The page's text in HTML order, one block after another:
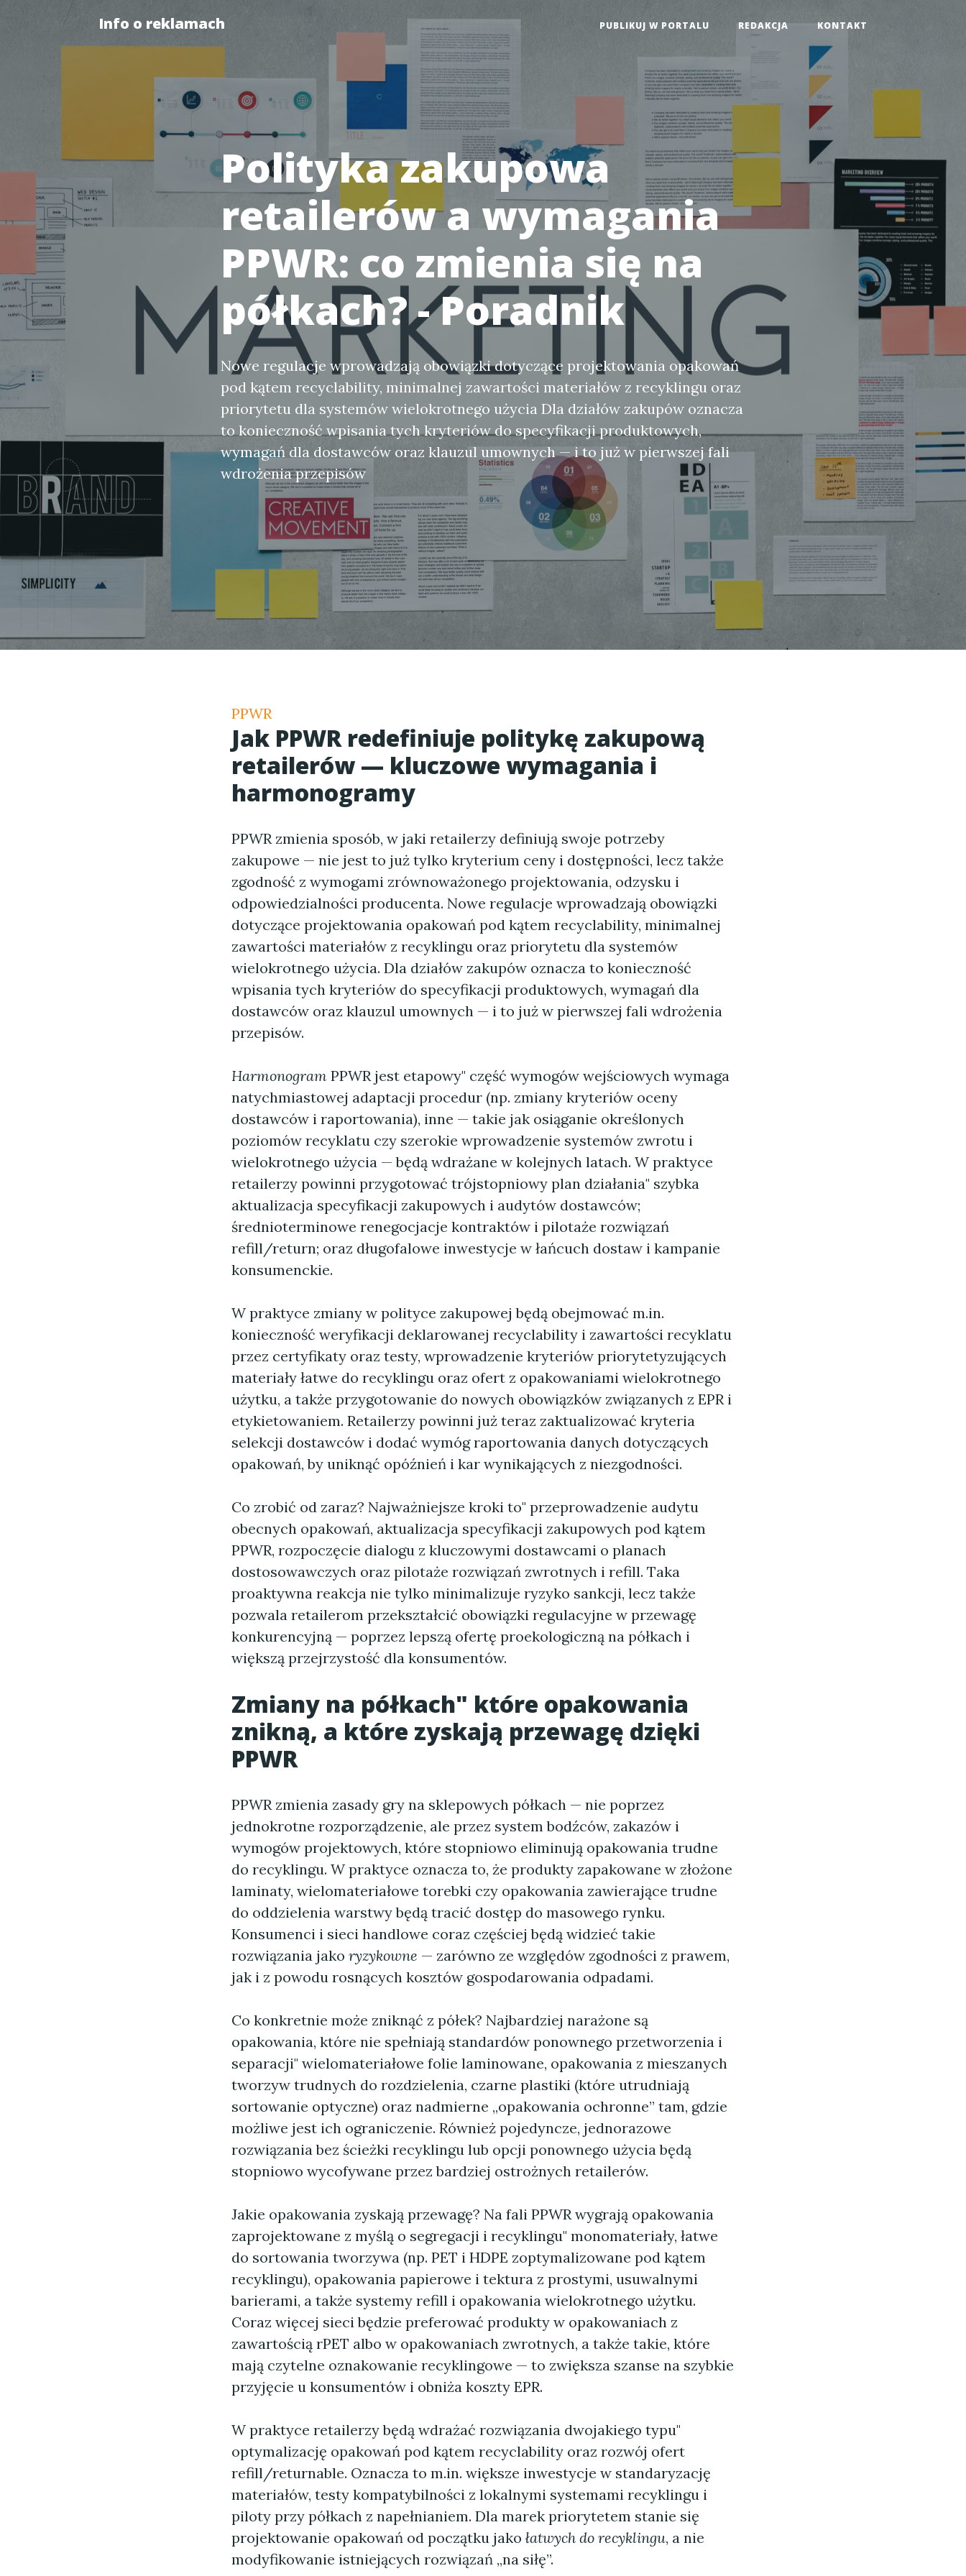
Info o reklamach PUBLIKUJ W PORTALU REDAKCJA KONTAKT
Polityka zakupowa
retailerów a wymagania
PPWR: co zmienia się na
półkach? - Poradnik
Nowe regulacje wprowadzają obowiązki dotyczące projektowania opakowań
pod kątem recyclability, minimalnej zawartości materiałów z recyklingu oraz
priorytetu dla systemów wielokrotnego użycia Dla działów zakupów oznacza
to konieczność wpisania tych kryteriów do specyfikacji produktowych,
wymagań dla dostawców oraz klauzul umownych — i to już w pierwszej fali
wdrożenia przepisów
PPWR
Jak PPWR redefiniuje politykę zakupową
retailerów — kluczowe wymagania i
harmonogramy
PPWR zmienia sposób, w jaki retailerzy definiują swoje potrzeby
zakupowe — nie jest to już tylko kryterium ceny i dostępności, lecz także
zgodność z wymogami zrównoważonego projektowania, odzysku i
odpowiedzialności producenta. Nowe regulacje wprowadzają obowiązki
dotyczące projektowania opakowań pod kątem recyclability, minimalnej
zawartości materiałów z recyklingu oraz priorytetu dla systemów
wielokrotnego użycia. Dla działów zakupów oznacza to konieczność
wpisania tych kryteriów do specyfikacji produktowych, wymagań dla
dostawców oraz klauzul umownych — i to już w pierwszej fali wdrożenia
przepisów.
Harmonogram PPWR jest etapowy" część wymogów wejściowych wymaga
natychmiastowej adaptacji procedur (np. zmiany kryteriów oceny
dostawców i raportowania), inne — takie jak osiąganie określonych
poziomów recyklatu czy szerokie wprowadzenie systemów zwrotu i
wielokrotnego użycia — będą wdrażane w kolejnych latach. W praktyce
retailerzy powinni przygotować trójstopniowy plan działania" szybka
aktualizacja specyfikacji zakupowych i audytów dostawców;
średnioterminowe renegocjacje kontraktów i pilotaże rozwiązań
refill/return; oraz długofalowe inwestycje w łańcuch dostaw i kampanie
konsumenckie.
W praktyce zmiany w polityce zakupowej będą obejmować m.in.
konieczność weryfikacji deklarowanej recyclability i zawartości recyklatu
przez certyfikaty oraz testy, wprowadzenie kryteriów priorytetyzujących
materiały łatwe do recyklingu oraz ofert z opakowaniami wielokrotnego
użytku, a także przygotowanie do nowych obowiązków związanych z EPR i
etykietowaniem. Retailerzy powinni już teraz zaktualizować kryteria
selekcji dostawców i dodać wymóg raportowania danych dotyczących
opakowań, by uniknąć opóźnień i kar wynikających z niezgodności.
Co zrobić od zaraz? Najważniejsze kroki to" przeprowadzenie audytu
obecnych opakowań, aktualizacja specyfikacji zakupowych pod kątem
PPWR, rozpoczęcie dialogu z kluczowymi dostawcami o planach
dostosowawczych oraz pilotaże rozwiązań zwrotnych i refill. Taka
proaktywna reakcja nie tylko minimalizuje ryzyko sankcji, lecz także
pozwala retailerom przekształcić obowiązki regulacyjne w przewagę
konkurencyjną — poprzez lepszą ofertę proekologiczną na półkach i
większą przejrzystość dla konsumentów.
Zmiany na półkach" które opakowania
znikną, a które zyskają przewagę dzięki
PPWR
PPWR zmienia zasady gry na sklepowych półkach — nie poprzez
jednokrotne rozporządzenie, ale przez system bodźców, zakazów i
wymogów projektowych, które stopniowo eliminują opakowania trudne
do recyklingu. W praktyce oznacza to, że produkty zapakowane w złożone
laminaty, wielomateriałowe torebki czy opakowania zawierające trudne
do oddzielenia warstwy będą tracić dostęp do masowego rynku.
Konsumenci i sieci handlowe coraz częściej będą widzieć takie
rozwiązania jako ryzykowne — zarówno ze względów zgodności z prawem,
jak i z powodu rosnących kosztów gospodarowania odpadami.
Co konkretnie może zniknąć z półek? Najbardziej narażone są
opakowania, które nie spełniają standardów ponownego przetworzenia i
separacji" wielomateriałowe folie laminowane, opakowania z mieszanych
tworzyw trudnych do rozdzielenia, czarne plastiki (które utrudniają
sortowanie optyczne) oraz nadmierne „opakowania ochronne” tam, gdzie
możliwe jest ich ograniczenie. Również pojedyncze, jednorazowe
rozwiązania bez ścieżki recyklingu lub opcji ponownego użycia będą
stopniowo wycofywane przez bardziej ostrożnych retailerów.
Jakie opakowania zyskają przewagę? Na fali PPWR wygrają opakowania
zaprojektowane z myślą o segregacji i recyklingu" monomateriały, łatwe
do sortowania tworzywa (np. PET i HDPE zoptymalizowane pod kątem
recyklingu), opakowania papierowe i tektura z prostymi, usuwalnymi
barierami, a także systemy refill i opakowania wielokrotnego użytku.
Coraz więcej sieci będzie preferować produkty w opakowaniach z
zawartością rPET albo w opakowaniach zwrotnych, a także takie, które
mają czytelne oznakowanie recyklingowe — to zwiększa szanse na szybkie
przyjęcie u konsumentów i obniża koszty EPR.
W praktyce retailerzy będą wdrażać rozwiązania dwojakiego typu"
optymalizację opakowań pod kątem recyclability oraz rozwój ofert
refill/returnable. Oznacza to m.in. większe inwestycje w standaryzację
materiałów, testy kompatybilności z lokalnymi systemami recyklingu i
piloty przy półkach z napełnianiem. Dla marek priorytetem stanie się
projektowanie opakowań od początku jako łatwych do recyklingu, a nie
modyfikowanie istniejących rozwiązań „na siłę”.